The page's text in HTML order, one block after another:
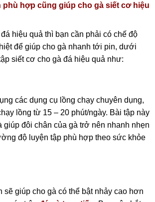
phù hợp cũng giúp cho gà siết cơ hiệu
hiệu quả thì bạn cần phải có chế độ
để giúp cho gà nhanh tới pin, dưới
siết cơ cho gà đá hiệu quả như:
các dụng cụ lồng chạy chuyên dụng,
lồng từ 15 – 20 phút/ngày. Bài tập này
giúp đôi chân của gà trở nên nhanh nhẹn
độ luyện tập phù hợp theo sức khỏe
sẽ giúp cho gà có thể bật nhảy cao hơn